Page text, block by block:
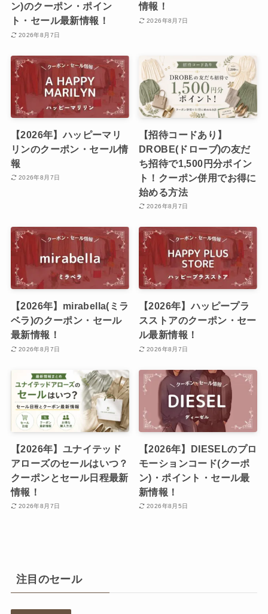
ン)のクーポン・ポイン
ト・セール最新情報！
2026年8月7日
情報！
2026年8月7日
【2026年】ハッピーマリ
リンのクーポン・セール情
報
2026年8月7日
【招待コードあり】
DROBE(ドローブ)の友だ
ち招待で1,500円分ポイン
ト！クーポン併用でお得に
始める方法
2026年8月7日
【2026年】mirabella(ミラ
ベラ)のクーポン・セール
最新情報！
2026年8月7日
【2026年】ハッピープラ
スストアのクーポン・セー
ル最新情報！
2026年8月7日
【2026年】ユナイテッド
アローズのセールはいつ？
クーポンとセール日程最新
情報！
2026年8月7日
【2026年】DIESELのプロ
モーションコード(クーポ
ン)・ポイント・セール最
新情報！
2026年8月5日
注目のセール